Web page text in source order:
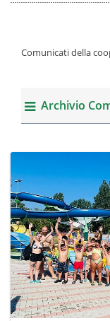
Comunicati della
Archivio